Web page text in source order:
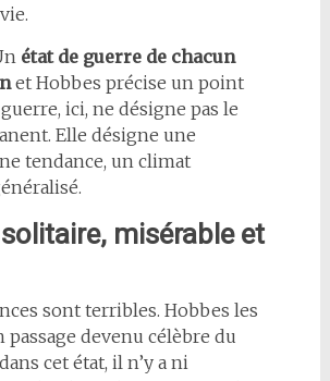
état de guerre de chacun
et Hobbes précise un point
ici, ne désigne pas le
Elle désigne une
tendance, un climat
solitaire, misérable et
sont terribles. Hobbes les
passage devenu célèbre du
cet état, il n’y a ni